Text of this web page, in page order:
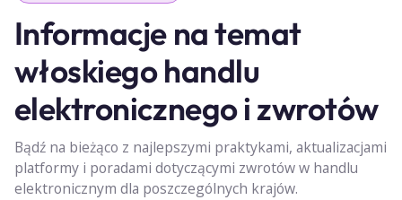
Informacje na temat
włoskiego handlu
elektronicznego i zwrotów
Bądź na bieżąco z najlepszymi praktykami, aktualizacjami
platformy i poradami dotyczącymi zwrotów w handlu
elektronicznym dla poszczególnych krajów.